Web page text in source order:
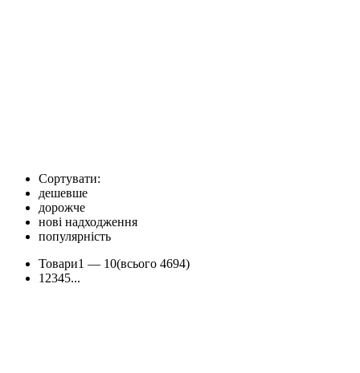
Сортувати:
дешевше
дорожче
нові надходження
популярність
Товари1 — 10(всього 4694)
1 2345...